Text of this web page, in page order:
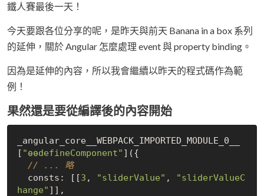
鐵人賽最後一天！
今天要跟各位分享的呢，是昨天與前天 Banana in a box 系列
的延伸，關於 Angular 怎麼處理 event 與 property binding。
因為是延伸的內容，所以我會繼續以昨天的程式碼作為範
例！
果然還是要從編譯後的內容開始
_angular_core__WEBPACK_IMPORTED_MODULE_0__
[ "ɵɵdefineComponent" ]({
// ... 略
  consts: [[
3 , "sliderValue" ,
"sliderValueC
hange" ]],